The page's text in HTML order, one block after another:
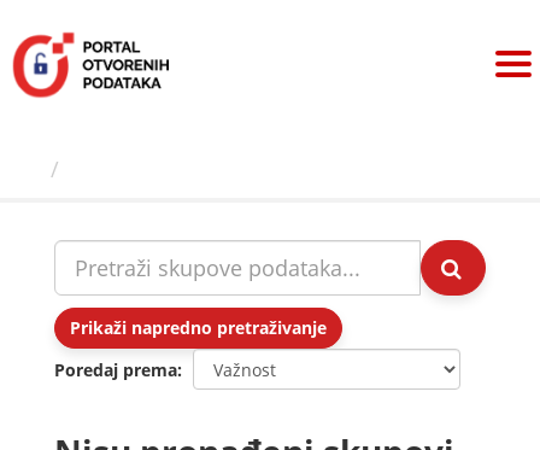
sadržaj
Prikaži napredno pretraživanje
Poredaj prema